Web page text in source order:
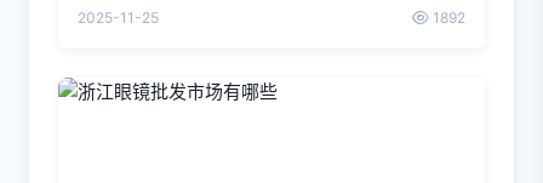
2025-11-25 1892